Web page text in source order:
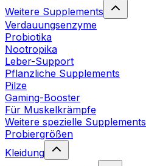
Weitere Supplements
Verdauungsenzyme
Probiotika
Nootropika
Leber-Support
Pflanzliche Supplements
Pilze
Gaming-Booster
Für Muskelkrämpfe
Weitere spezielle Supplements
Probiergrößen
Kleidung